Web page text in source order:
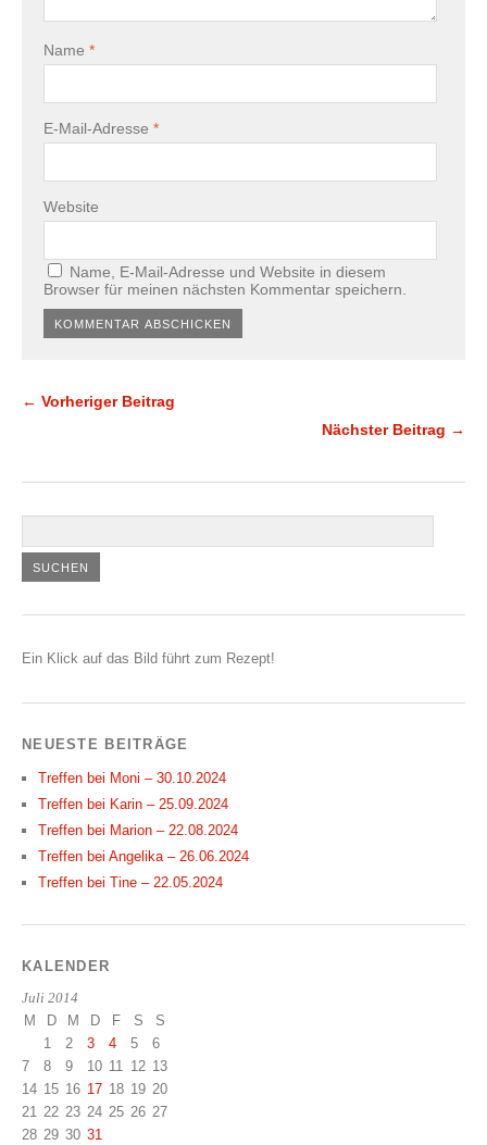
Name *
E-Mail-Adresse *
Website
Name, E-Mail-Adresse und Website in diesem
Browser für meinen nächsten Kommentar speichern.
← Vorheriger Beitrag
Nächster Beitrag →
Ein Klick auf das Bild führt zum Rezept!
NEUESTE BEITRÄGE
Treffen bei Moni – 30.10.2024
Treffen bei Karin – 25.09.2024
Treffen bei Marion – 22.08.2024
Treffen bei Angelika – 26.06.2024
Treffen bei Tine – 22.05.2024
KALENDER
Juli 2014
M D M D F S
S
1
2 3 4 5
6
7
8 9 10 11 12 13
14 15 16 17 18 19 20
21
22 23 24 25 26 27
28 29 30 31